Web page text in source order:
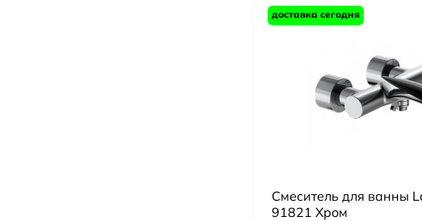
доставка сегодня
Смеситель для ванны
91821 Хром